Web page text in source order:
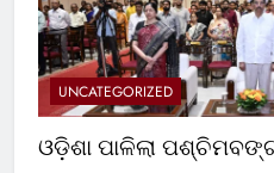
UNCATEGORIZED
ଓଡ଼ିଶା ପାଳିଲା